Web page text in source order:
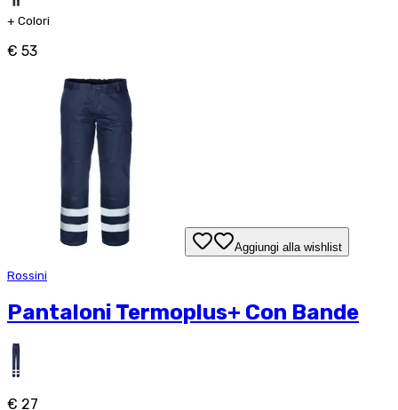
+ Colori
€ 53
Aggiungi alla wishlist
Rossini
Pantaloni Termoplus+ Con Bande
€ 27